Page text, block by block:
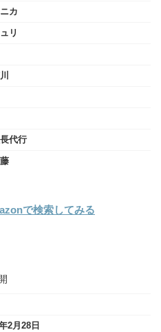
カ
リ
代行
で検索してみる
2月28日